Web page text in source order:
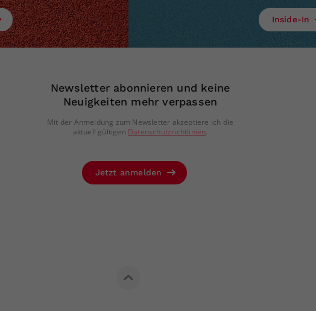
Inside-In
Newsletter abonnieren und keine
Neuigkeiten mehr verpassen
Mit der Anmeldung zum Newsletter akzeptiere ich die
aktuell gültigen Datenschutzrichtlinien.
Jetzt anmelden